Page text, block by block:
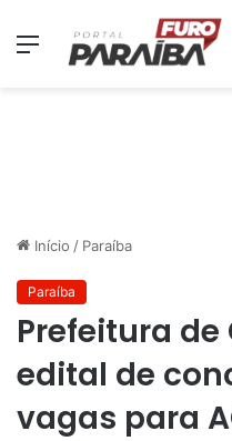
Menu
Início / Paraíba
Paraíba
Prefeitura
edital de
vagas para